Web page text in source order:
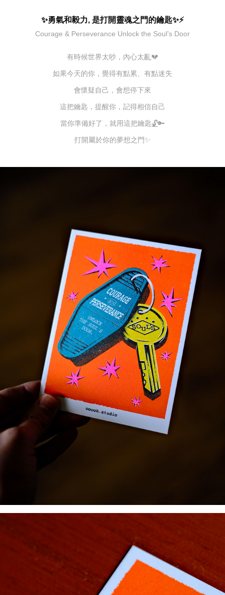
✨勇氣和毅力, 是打開靈魂之門的鑰匙✨⚡
Courage & Perseverance Unlock the Soul’s Door
有時候世界太吵，內心太亂💔
如果今天的你，覺得有點累、有點迷失
會懷疑自己，會想停下來
這把鑰匙，提醒你，記得相信自己
當你準備好了，就用這把鑰匙🔓🔑
打開屬於你的夢想之門✨